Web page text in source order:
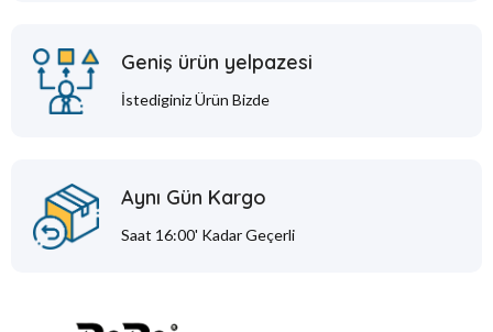
Geniş ürün yelpazesi
İstediginiz Ürün Bizde
Aynı Gün Kargo
Saat 16:00' Kadar Geçerli